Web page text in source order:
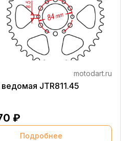
motodart.ru
JTR811.45
₽
Подробнее